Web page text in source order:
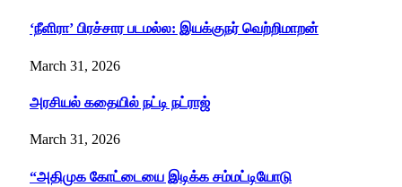
‘நீளிரா’ பிரச்சார படமல்ல: இயக்குநர் வெற்றிமாறன்
March 31, 2026
அரசியல் கதையில் நட்டி நட்ராஜ்
March 31, 2026
“அதிமுக கோட்டையை இடிக்க சம்மட்டியோடு